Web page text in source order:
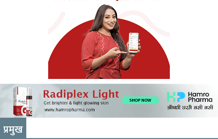
प्रमुख